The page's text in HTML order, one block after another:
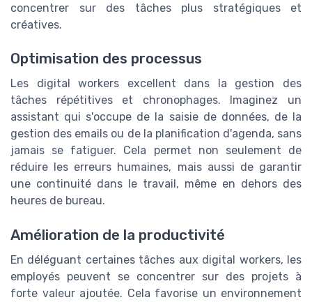
concentrer sur des tâches plus stratégiques et
créatives.
Optimisation des processus
Les digital workers excellent dans la gestion des
tâches répétitives et chronophages. Imaginez un
assistant qui s'occupe de la saisie de données, de la
gestion des emails ou de la planification d'agenda, sans
jamais se fatiguer. Cela permet non seulement de
réduire les erreurs humaines, mais aussi de garantir
une continuité dans le travail, même en dehors des
heures de bureau.
Amélioration de la productivité
En déléguant certaines tâches aux digital workers, les
employés peuvent se concentrer sur des projets à
forte valeur ajoutée. Cela favorise un environnement